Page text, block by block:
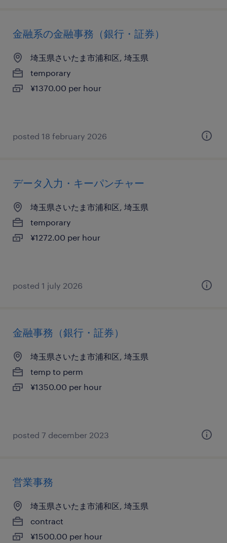
金融系の金融事務（銀行・証券）
埼玉県さいたま市浦和区, 埼玉県
temporary
¥1370.00 per hour
posted 18 february 2026
データ入力・キーパンチャー
埼玉県さいたま市浦和区, 埼玉県
temporary
¥1272.00 per hour
posted 1 july 2026
金融事務（銀行・証券）
埼玉県さいたま市浦和区, 埼玉県
temp to perm
¥1350.00 per hour
posted 7 december 2023
営業事務
埼玉県さいたま市浦和区, 埼玉県
contract
¥1500.00 per hour